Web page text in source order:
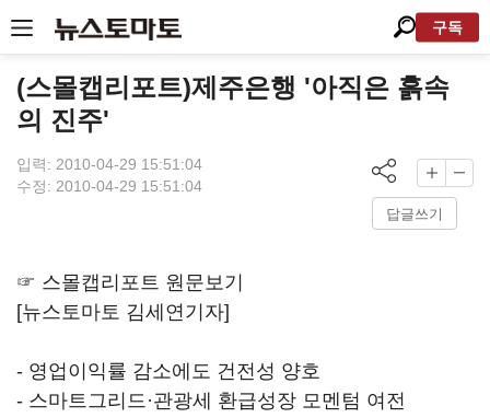
구독
(스몰캡리포트)제주은행 '아직은 흙속
의 진주'
입력: 2010-04-29 15:51:04
수정: 2010-04-29 15:51:04
답글쓰기
☞ 스몰캡리포트 원문보기
[뉴스토마토 김세연기자]
- 영업이익률 감소에도 건전성 양호
- 스마트그리드·관광세 환급성장 모멘텀 여전